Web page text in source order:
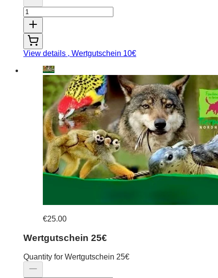
View details , Wertgutschein 10€
€25.00
Wertgutschein 25€
Quantity for Wertgutschein 25€